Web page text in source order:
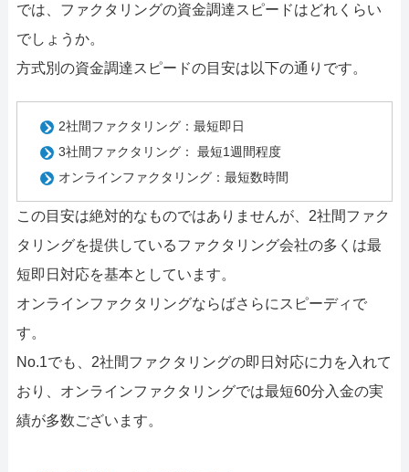
では、ファクタリングの資金調達スピードはどれくらい
でしょうか。
方式別の資金調達スピードの目安は以下の通りです。
2社間ファクタリング：最短即日
3社間ファクタリング： 最短1週間程度
オンラインファクタリング：最短数時間
この目安は絶対的なものではありませんが、2社間ファク
タリングを提供しているファクタリング会社の多くは最
短即日対応を基本としています。
オンラインファクタリングならばさらにスピーディで
す。
No.1でも、2社間ファクタリングの即日対応に力を入れて
おり、オンラインファクタリングでは最短60分入金の実
績が多数ございます。